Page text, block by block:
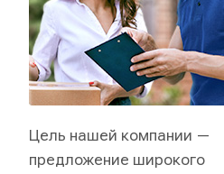
Цель нашей компании —
предложение широкого